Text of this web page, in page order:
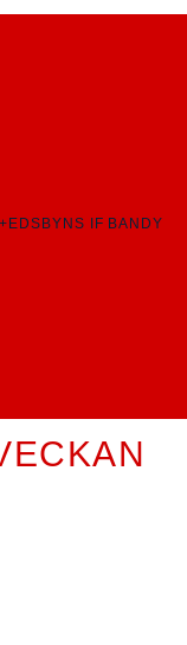
IF BANDY